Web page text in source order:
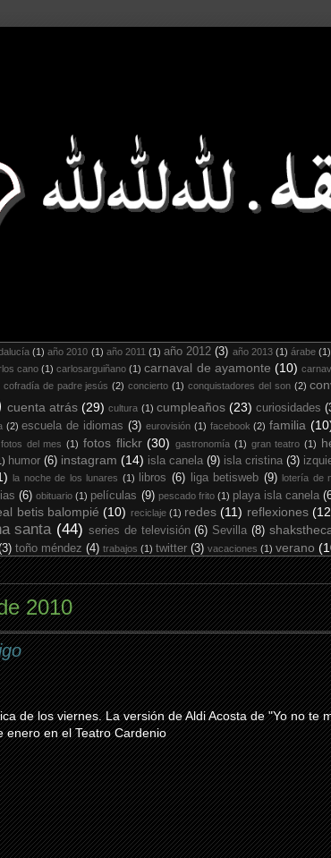
(1) año 2010 (1) año 2011 (1) año 2012 (3) año 2013 (1) árabe (1)
cano (1) carlosarguiñano (1) carnaval de ayamonte (10)
cofradía de padre jesús (2) concierto (1) conquistadores del son (2)
cuenta atrás (29) cultura (1) cumpleaños (23) curiosidades
(2) escuela de idiomas (3) eurovisión (1) facebook (2) familia
fotos del mes (1) fotos flickr (30) gastronomía (1) gran teatro (1)
humor (6) instagram (14) isla canela (9) isla cristina (3)
la noche de los lunares (1) libros (6) liga betisweb (9) lotería de
(6) obituario (1) películas (9) pescado frito (1) playa isla canela
betis balompié (10) reciclaje (1) redes (11) reflexiones
santa (44) series de televisión (6) Sevilla (8)
toño méndez (4) trabajos (1) twitter (3) vacaciones (1) verano
2010
de los viernes. La versión de Aldi Acosta de "Yo no te
enero en el Teatro Cardenio